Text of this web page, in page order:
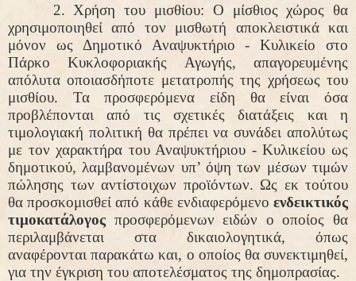
2. Χρήση του μισθίου: Ο μίσθιος χώρος θα
χρησιμοποιηθεί από τον μισθωτή αποκλειστικά και
μόνον ως Δημοτικό Αναψυκτήριο - Κυλικείο στο
Πάρκο Κυκλοφοριακής Αγωγής, απαγορευμένης
απόλυτα οποιασδήποτε μετατροπής της χρήσεως του
μισθίου. Τα προσφερόμενα είδη θα είναι όσα
προβλέπονται από τις σχετικές διατάξεις και η
τιμολογιακή πολιτική θα πρέπει να συνάδει απολύτως
με τον χαρακτήρα του Αναψυκτήριου - Κυλικείου ως
δημοτικού, λαμβανομένων υπ’ όψη των μέσων τιμών
πώλησης των αντίστοιχων προϊόντων. Ως εκ τούτου
θα προσκομισθεί από κάθε ενδιαφερόμενο ενδεικτικός
τιμοκατάλογος προσφερόμενων ειδών ο οποίος θα
περιλαμβάνεται στα δικαιολογητικά, όπως
αναφέρονται παρακάτω και, ο οποίος θα συνεκτιμηθεί,
για την έγκριση του αποτελέσματος της δημοπρασίας.